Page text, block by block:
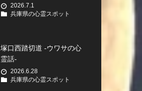
2026.7.1
兵庫県の心霊スポット
塚口西踏切道 -ウワサの心
霊話-
2026.6.28
兵庫県の心霊スポット